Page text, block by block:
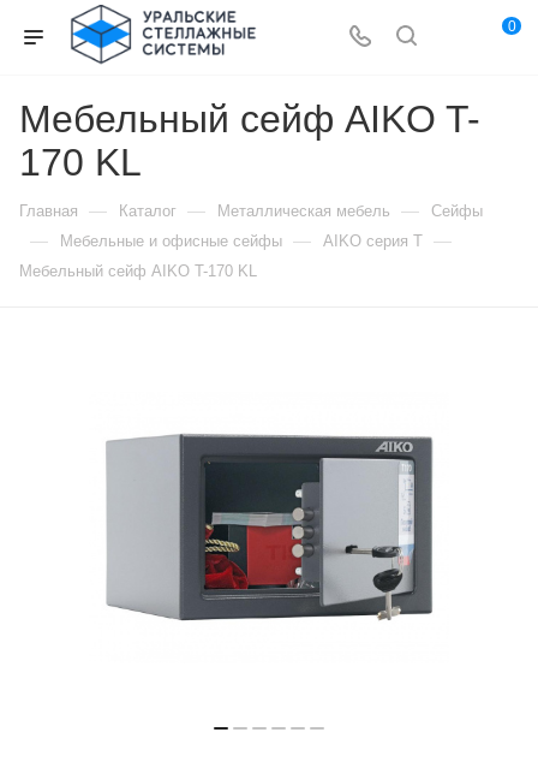
0
Мебельный сейф AIKO T-
170 KL
Главная — Каталог — Металлическая мебель — Сейфы
— Мебельные и офисные сейфы — AIKO серия Т —
Мебельный сейф AIKO T-170 KL